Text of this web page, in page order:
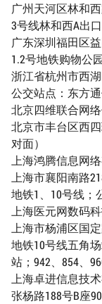
广州天河区林和
3号线林和西A出口
广东深圳福田区
1.2号地铁购物公
浙江省杭州市西
公交站点：东方
北京四维联合网
北京市丰台区西
对面）
上海鸿腾信息网
上海市襄阳南路
地铁1、10号线；
上海医元网数码
上海市杨浦区国
地铁10号线五角
站；942、854、
上海卓进信息技
张杨路188号B座